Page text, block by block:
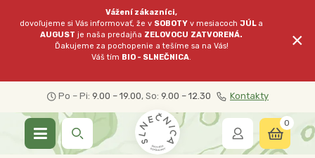
Vážení zákazníci,
dovoľujeme si Vás informovať, že v SOBOTY v mesiacochJÚL a
AUGUST je naša predajňa ZELOVOCU ZATVORENÁ.
Ďakujeme za pochopenie a tešíme sa na Vás!
Váš tím BIO - SLNEČNICA.
×
Po – Pi: 9.00 – 19.00, So: 9.00 – 12.30 Kontakty
0